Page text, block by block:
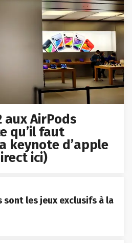
aux AirPods
qu’il faut
keynote d’apple
ici)
sont les jeux exclusifs à la